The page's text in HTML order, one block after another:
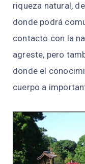
riqueza natural,
donde podrá
contacto con la
agreste, pero
donde el
cuerpo a